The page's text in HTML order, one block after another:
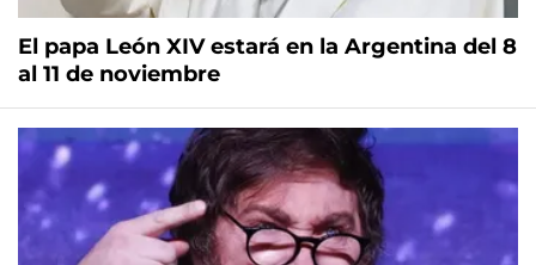
El papa León XIV estará en la Argentina del 8
al 11 de noviembre